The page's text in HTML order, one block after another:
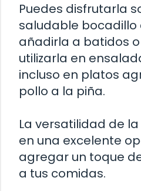
Puedes disfrutarla
saludable
añadirla a batidos
utilizarla en
incluso en platos
pollo a la piña.
La versatilidad de
en una excelente
agregar un toque
a tus comidas.